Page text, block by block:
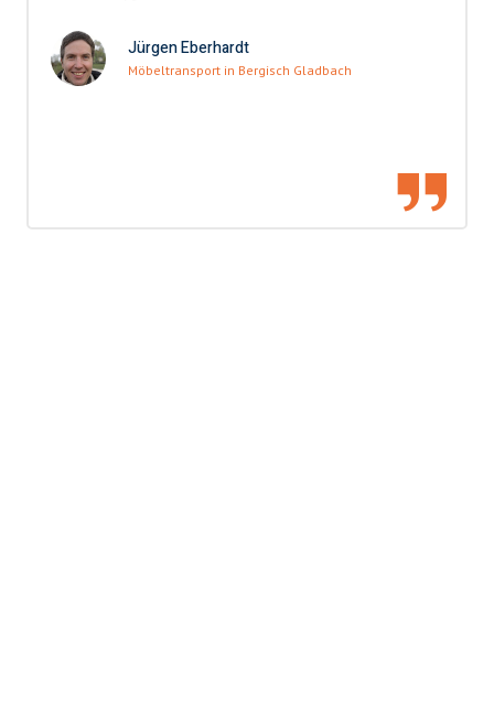
Jürgen Eberhardt
Möbeltransport in Bergisch Gladbach